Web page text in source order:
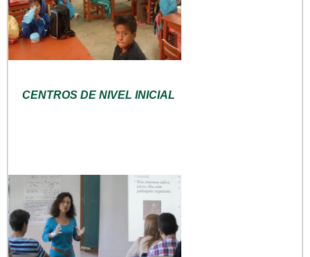
CENTROS DE NIVEL INICIAL